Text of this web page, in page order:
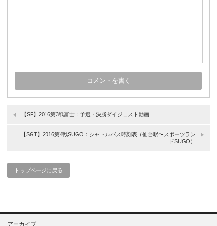
【SF】2016第3戦富士：予選・決勝ダイジェスト動画
【SGT】2016第4戦SUGO：シャトルバス時刻表（仙台駅〜スポーツラン
ドSUGO）
トップページに戻る
アーカイブ